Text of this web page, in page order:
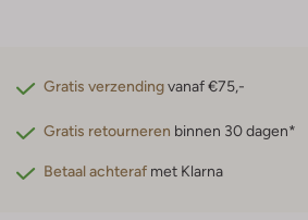
Gratis verzendingvanaf €75,-
Gratis retourneren binnen 30 dagen*
Betaal achteraf met Klarna